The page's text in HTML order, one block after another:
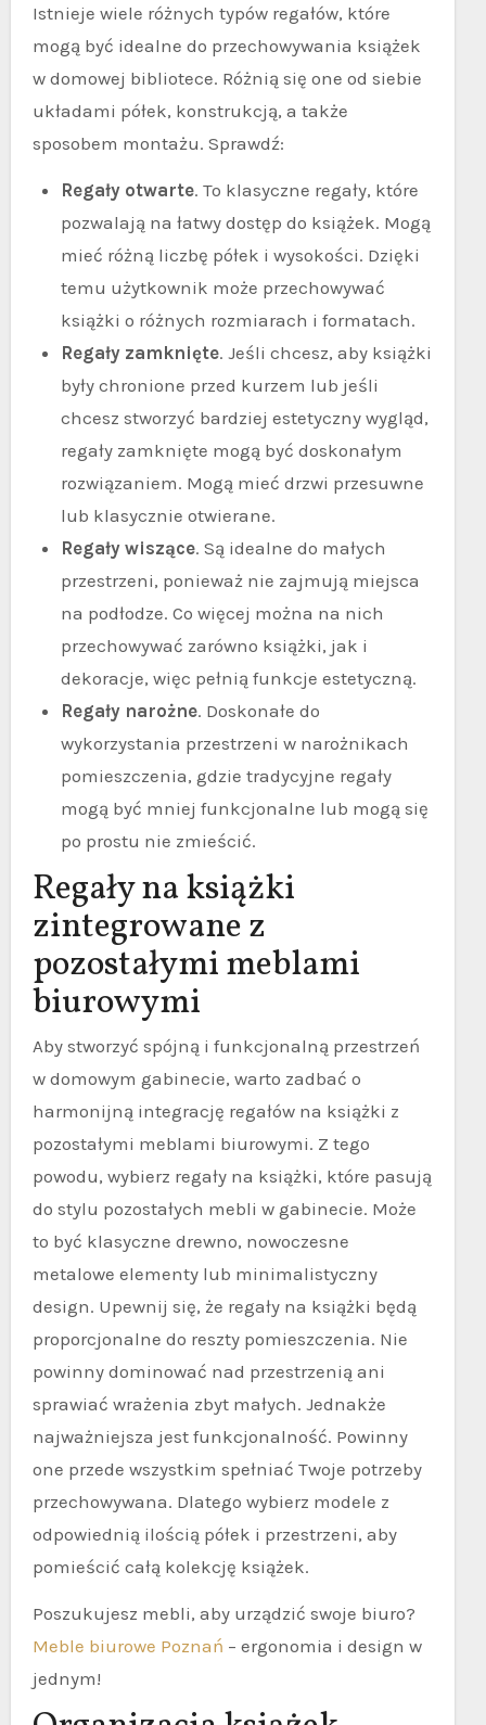
Istnieje wiele różnych typów regałów, które
mogą być idealne do przechowywania książek
w domowej bibliotece. Różnią się one od siebie
układami półek, konstrukcją, a także
sposobem montażu. Sprawdź:
Regały otwarte. To klasyczne regały, które
pozwalają na łatwy dostęp do książek. Mogą
mieć różną liczbę półek i wysokości. Dzięki
temu użytkownik może przechowywać
książki o różnych rozmiarach i formatach.
Regały zamknięte. Jeśli chcesz, aby książki
były chronione przed kurzem lub jeśli
chcesz stworzyć bardziej estetyczny wygląd,
regały zamknięte mogą być doskonałym
rozwiązaniem. Mogą mieć drzwi przesuwne
lub klasycznie otwierane.
Regały wiszące. Są idealne do małych
przestrzeni, ponieważ nie zajmują miejsca
na podłodze. Co więcej można na nich
przechowywać zarówno książki, jak i
dekoracje, więc pełnią funkcje estetyczną.
Regały narożne. Doskonałe do
wykorzystania przestrzeni w narożnikach
pomieszczenia, gdzie tradycyjne regały
mogą być mniej funkcjonalne lub mogą się
po prostu nie zmieścić.
Regały na książki
zintegrowane z
pozostałymi meblami
biurowymi
Aby stworzyć spójną i funkcjonalną przestrzeń
w domowym gabinecie, warto zadbać o
harmonijną integrację regałów na książki z
pozostałymi meblami biurowymi. Z tego
powodu, wybierz regały na książki, które pasują
do stylu pozostałych mebli w gabinecie. Może
to być klasyczne drewno, nowoczesne
metalowe elementy lub minimalistyczny
design. Upewnij się, że regały na książki będą
proporcjonalne do reszty pomieszczenia. Nie
powinny dominować nad przestrzenią ani
sprawiać wrażenia zbyt małych. Jednakże
najważniejsza jest funkcjonalność. Powinny
one przede wszystkim spełniać Twoje potrzeby
przechowywana. Dlatego wybierz modele z
odpowiednią ilością półek i przestrzeni, aby
pomieścić całą kolekcję książek.
Poszukujesz mebli, aby urządzić swoje biuro?
Meble biurowe Poznań – ergonomia i design w
jednym!